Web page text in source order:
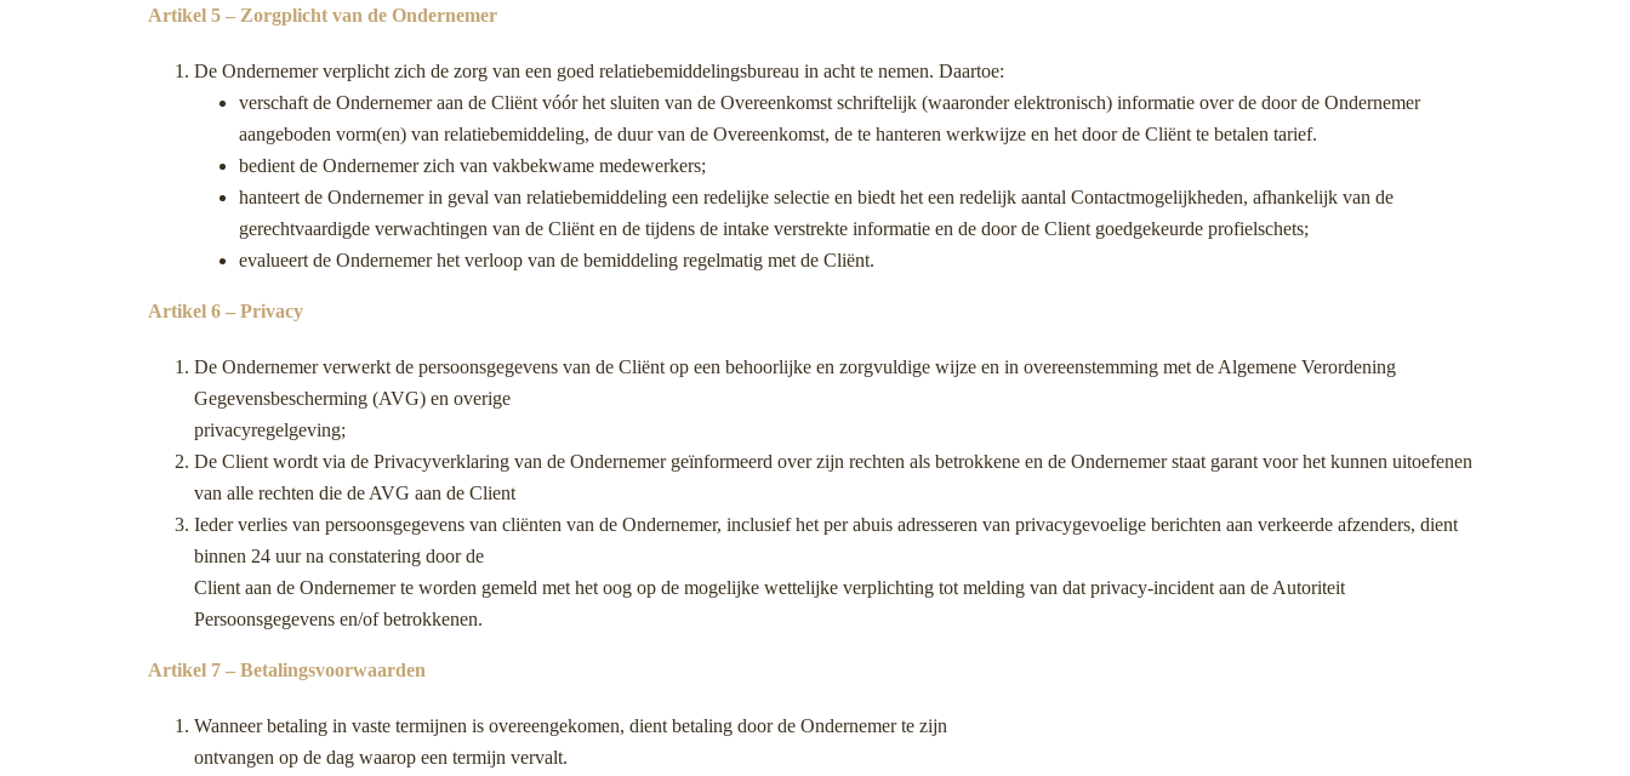
Artikel 5 – Zorgplicht van de Ondernemer
De Ondernemer verplicht zich de zorg van een goed relatiebemiddelingsbureau in acht te nemen. Daartoe:
verschaft de Ondernemer aan de Cliënt vóór het sluiten van de Overeenkomst schriftelijk (waaronder elektronisch) informatie over de door de Ondernemer
aangeboden vorm(en) van relatiebemiddeling, de duur van de Overeenkomst, de te hanteren werkwijze en het door de Cliënt te betalen tarief.
bedient de Ondernemer zich van vakbekwame medewerkers;
hanteert de Ondernemer in geval van relatiebemiddeling een redelijke selectie en biedt het een redelijk aantal Contactmogelijkheden, afhankelijk van de
gerechtvaardigde verwachtingen van de Cliënt en de tijdens de intake verstrekte informatie en de door de Client goedgekeurde profielschets;
evalueert de Ondernemer het verloop van de bemiddeling regelmatig met de Cliënt.
Artikel 6 – Privacy
De Ondernemer verwerkt de persoonsgegevens van de Cliënt op een behoorlijke en zorgvuldige wijze en in overeenstemming met de Algemene Verordening
Gegevensbescherming (AVG) en overige
privacyregelgeving;
De Client wordt via de Privacyverklaring van de Ondernemer geïnformeerd over zijn rechten als betrokkene en de Ondernemer staat garant voor het kunnen uitoefenen
van alle rechten die de AVG aan de Client
Ieder verlies van persoonsgegevens van cliënten van de Ondernemer, inclusief het per abuis adresseren van privacygevoelige berichten aan verkeerde afzenders, dient
binnen 24 uur na constatering door de
Client aan de Ondernemer te worden gemeld met het oog op de mogelijke wettelijke verplichting tot melding van dat privacy-incident aan de Autoriteit
Persoonsgegevens en/of betrokkenen.
Artikel 7 – Betalingsvoorwaarden
Wanneer betaling in vaste termijnen is overeengekomen, dient betaling door de Ondernemer te zijn
ontvangen op de dag waarop een termijn vervalt.